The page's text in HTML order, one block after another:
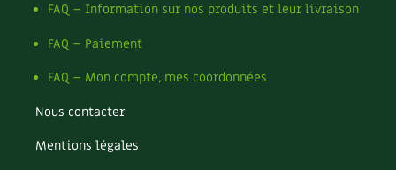
FAQ – Information sur nos produits et leur livraison
FAQ – Paiement
FAQ – Mon compte, mes coordonnées
Nous contacter
Mentions légales